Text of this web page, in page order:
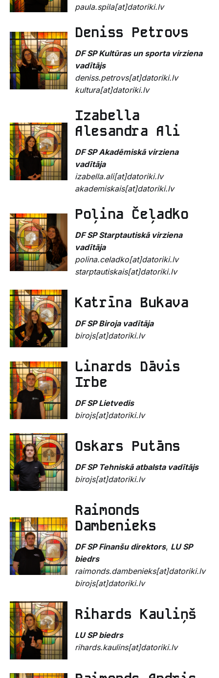
paula.spila[at]datoriki.lv
Deniss Petrovs
DF SPKultūras un sporta virziena
vadītājs
deniss.petrovs[at]datoriki.lv
kultura[at]datoriki.lv
Izabella
Alesandra Ali
DF SP Akadēmiskā virziena
vadītāja
izabella.ali[at]datoriki.lv
akademiskais[at]datoriki.lv
Poļina Čeļadko
DF SPStarptautiskā virziena
vadītāja
polina.celadko[at]datoriki.lv
starptautiskais[at]datoriki.lv
Katrīna Bukava
DF SPBiroja vadītāja
birojs[at]datoriki.lv
Linards Dāvis
Irbe
DF SPLietvedis
birojs[at]datoriki.lv
Oskars Putāns
DF SP Tehniskā atbalsta vadītājs
birojs[at]datoriki.lv
Raimonds
Dambenieks
DF SPFinanšu direktors, LU SP
biedrs
raimonds.dambenieks[at]datoriki.lv
birojs[at]datoriki.lv
Rihards Kauliņš
LU SP biedrs
rihards.kaulins[at]datoriki.lv